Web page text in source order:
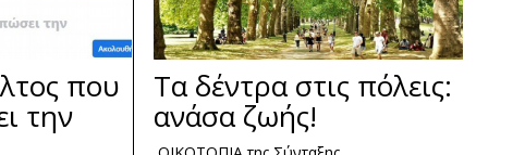
που
την
Τα δέντρα στις πόλεις:
ανάσα ζωής!